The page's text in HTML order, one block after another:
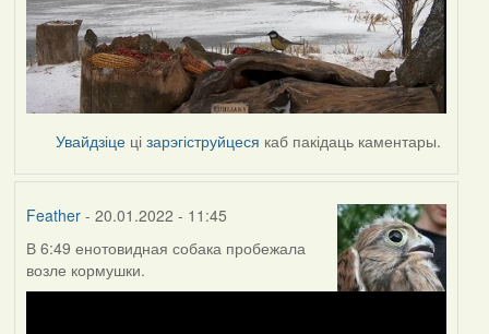
Увайдзіце цізарэгіструйцеся каб пакідаць каментары.
Feather- 20.01.2022 - 11:45
В 6:49 енотовидная собака пробежала
возле кормушки.